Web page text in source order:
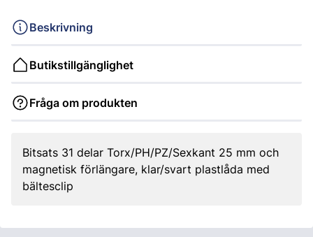
Beskrivning
Butikstillgänglighet
Fråga om produkten
Bitsats 31 delar Torx/PH/PZ/Sexkant 25 mm och
magnetisk förlängare, klar/svart plastlåda med
bältesclip